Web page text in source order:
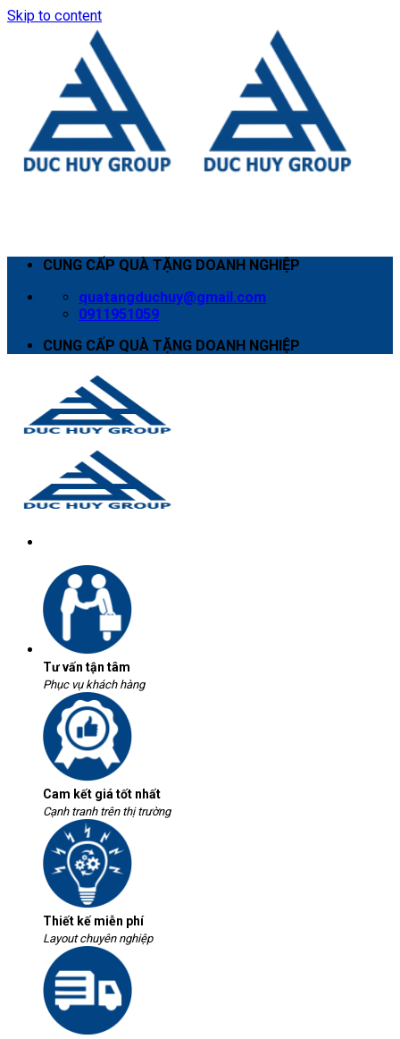
Skip to content
CUNG CẤP QUÀ TẶNG DOANH NGHIỆP
quatangduchuy@gmail.com
0911951059
CUNG CẤP QUÀ TẶNG DOANH NGHIỆP
Tư vấn tận tâm
Phục vụ khách hàng
Cam kết giá tốt nhất
Cạnh tranh trên thị trường
Thiết kế miễn phí
Layout chuyên nghiệp